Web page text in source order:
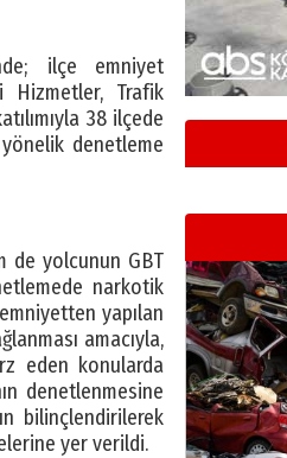
ilçe emniyet
Hizmetler, Trafik
38 ilçede
denetleme
de yolcunun GBT
narkotik
yapılan
amacıyla,
eden konularda
denetlenmesine
bilinçlendirilerek
yer verildi.